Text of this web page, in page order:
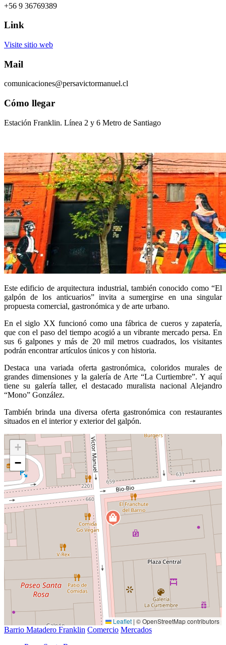
+56 9 36769389
Link
Visite sitio web
Mail
comunicaciones@persavictormanuel.cl
Cómo llegar
Estación Franklin. Línea 2 y 6 Metro de Santiago
Este edificio de arquitectura industrial, también conocido como “El
galpón de los anticuarios” invita a sumergirse en una singular
propuesta comercial, gastronómica y de arte urbano.
En el siglo XX funcionó como una fábrica de cueros y zapatería,
que con el paso del tiempo acogió a un vibrante mercado persa. En
sus 6 galpones y más de 20 mil metros cuadrados, los visitantes
podrán encontrar artículos únicos y con historia.
Destaca una variada oferta gastronómica, coloridos murales de
grandes dimensiones y la galería de Arte “La Curtiembre”. Y aquí
tiene su galería taller, el destacado muralista nacional Alejandro
“Mono” González.
También brinda una diversa oferta gastronómica con restaurantes
situados en el interior y exterior del galpón.
+
−
Leaflet | © OpenStreetMap contributors
Barrio Matadero Franklin Comercio Mercados